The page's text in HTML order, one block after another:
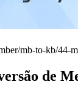
mb-to-kb/44-
de